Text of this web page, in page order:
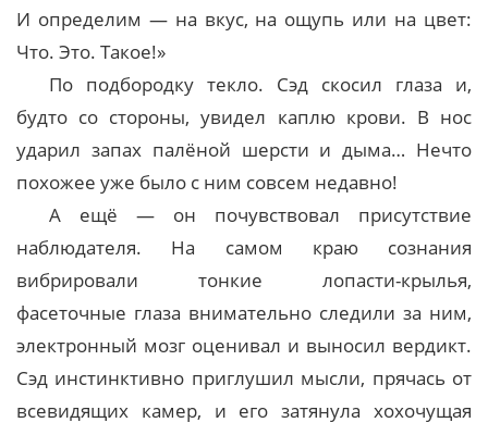
И определим — на вкус, на ощупь или на цвет:
Что. Это. Такое!»
По подбородку текло. Сэд скосил глаза и,
будто со стороны, увидел каплю крови. В нос
ударил запах палёной шерсти и дыма… Нечто
похожее уже было с ним совсем недавно!
А ещё — он почувствовал присутствие
наблюдателя. На самом краю сознания
вибрировали тонкие лопасти-крылья,
фасеточные глаза внимательно следили за ним,
электронный мозг оценивал и выносил вердикт.
Сэд инстинктивно приглушил мысли, прячась от
всевидящих камер, и его затянула хохочущая